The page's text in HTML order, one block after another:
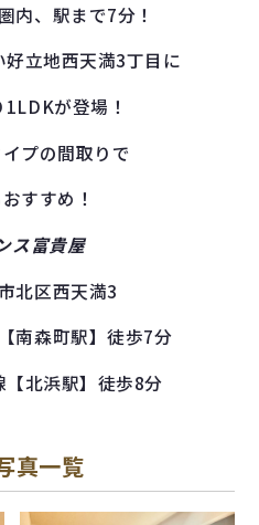
内、駅まで7分！
立地西天満3丁目に
が登場！
プの間取りで
すすめ！
ス富貴屋
北区西天満3
南森町駅】徒歩7分
北浜駅】徒歩8分
真一覧